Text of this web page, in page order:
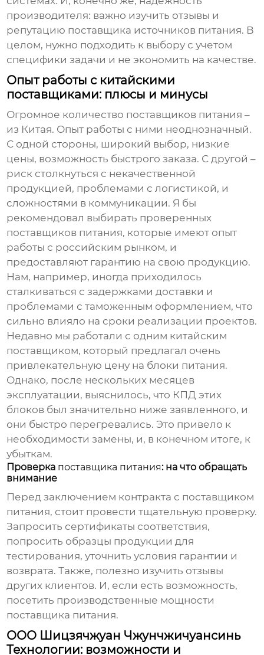
производителя: важно изучить отзывы и
репутацию поставщика источников питания. В
целом, нужно подходить к выбору с учетом
специфики задачи и не экономить на качестве.
Опыт работы с китайскими
поставщиками: плюсы и минусы
Огромное количество поставщиков питания –
из Китая. Опыт работы с ними неоднозначный.
С одной стороны, широкий выбор, низкие
цены, возможность быстрого заказа. С другой –
риск столкнуться с некачественной
продукцией, проблемами с логистикой, и
сложностями в коммуникации. Я бы
рекомендовал выбирать проверенных
поставщиков питания, которые имеют опыт
работы с российским рынком, и
предоставляют гарантию на свою продукцию.
Нам, например, иногда приходилось
сталкиваться с задержками доставки и
проблемами с таможенным оформлением, что
сильно влияло на сроки реализации проектов.
Недавно мы работали с одним китайским
поставщиком, который предлагал очень
привлекательную цену на блоки питания.
Однако, после нескольких месяцев
эксплуатации, выяснилось, что КПД этих
блоков был значительно ниже заявленного, и
они быстро перегревались. Это привело к
необходимости замены, и, в конечном итоге, к
убыткам.
Проверка поставщика питания: на что обращать
внимание
Перед заключением контракта с поставщиком
питания, стоит провести тщательную проверку.
Запросить сертификаты соответствия,
попросить образцы продукции для
тестирования, уточнить условия гарантии и
возврата. Также, полезно изучить отзывы
других клиентов. И, если есть возможность,
посетить производственные мощности
поставщика питания.
ООО Шицзячжуан Чжунчжичуансинь
Технологии: возможности и